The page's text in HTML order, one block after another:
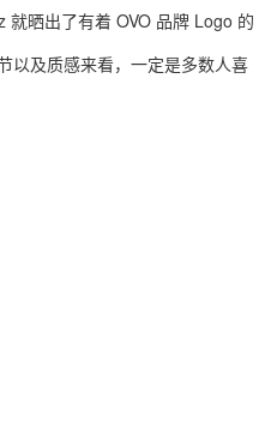
晒出了有着 OVO 品牌 Logo 的
以及质感来看，一定是多数人喜